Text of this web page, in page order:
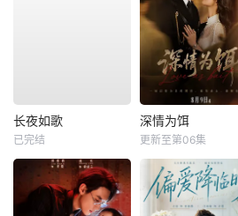
长夜如歌
已完结
深情为饵
更新至第06集